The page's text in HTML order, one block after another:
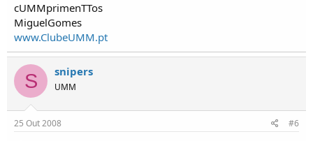
cUMMprimenTTos
MiguelGomes
www.ClubeUMM.pt
S snipers
UMM
25 Out 2008 #6